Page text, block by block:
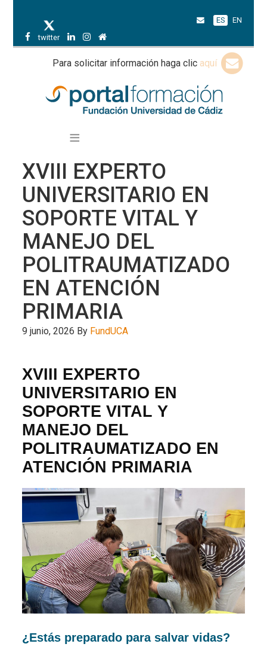
twitter
ES EN
Para solicitar información haga clic aquí
XVIII EXPERTO
UNIVERSITARIO EN
SOPORTE VITAL Y
MANEJO DEL
POLITRAUMATIZADO
EN ATENCIÓN
PRIMARIA
9 junio, 2026 By FundUCA
XVIII EXPERTO
UNIVERSITARIO EN
SOPORTE VITAL Y
MANEJO DEL
POLITRAUMATIZADO EN
ATENCIÓN PRIMARIA
¿Estás preparado para salvar vidas?